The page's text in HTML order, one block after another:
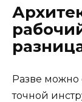
Разве можно
точной